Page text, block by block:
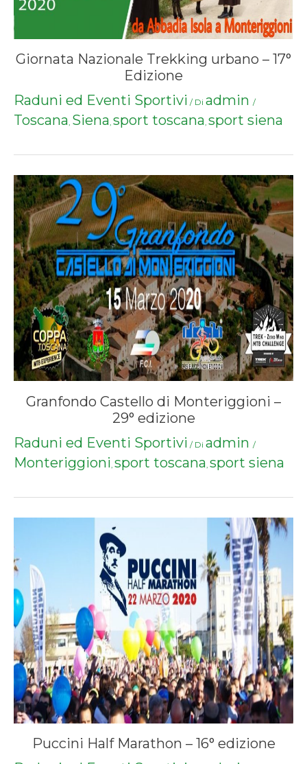
Giornata Nazionale Trekking urbano – 17°
Edizione
Raduni ed Eventi Sportivi / Di admin /
Toscana, Siena, sport toscana, sport siena
Granfondo Castello di Monteriggioni –
29° edizione
Raduni ed Eventi Sportivi / Di admin /
Monteriggioni, sport toscana, sport siena
Puccini Half Marathon – 16° edizione